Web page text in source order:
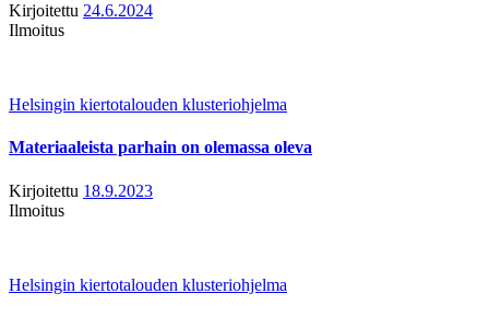
Kirjoitettu 24.6.2024
Ilmoitus
Helsingin kiertotalouden klusteriohjelma
Materiaaleista parhain on olemassa oleva
Kirjoitettu 18.9.2023
Ilmoitus
Helsingin kiertotalouden klusteriohjelma